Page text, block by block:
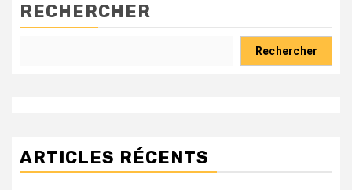
RECHERCHER
Rechercher
ARTICLES RÉCENTS